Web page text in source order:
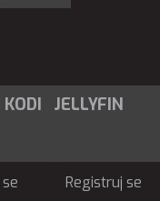
KODI
JELLYFIN
Registruj se